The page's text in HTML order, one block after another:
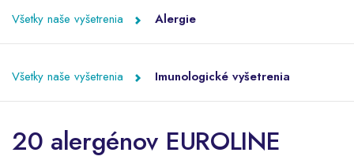
Všetky naše vyšetrenia Alergie
Všetky naše vyšetrenia Imunologické vyšetrenia
20 alergénov EUROLINE